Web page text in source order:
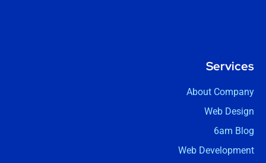
Services
About Company
Web Design
6am Blog
Web Development